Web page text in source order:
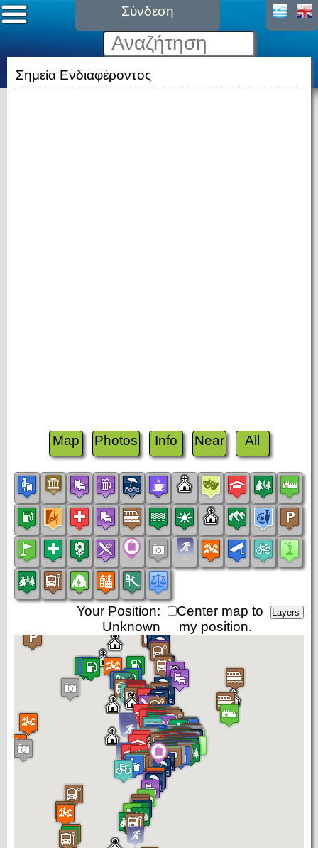
Σύνδεση
Σημεία Ενδιαφέροντος
Map Photos Info Near All
Center map to
my position.
Your Position:
Unknown